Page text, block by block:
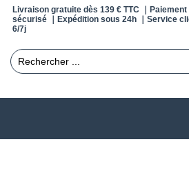
Livraison gratuite dès 139 € TTC ｜Paiement
sécurisé ｜Expédition sous 24h ｜Service
6/7j